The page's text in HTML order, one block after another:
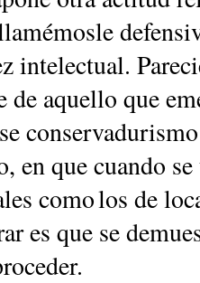
intelectual.
de aquello que
en que cuando
como los de
es que se